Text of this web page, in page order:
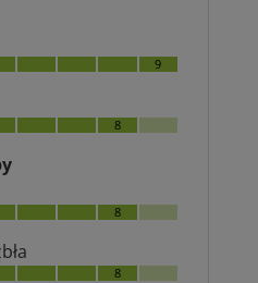
9
8
8
8